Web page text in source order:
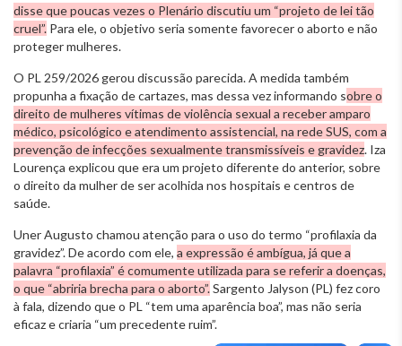
disse que poucas vezes o Plenário discutiu um “projeto de lei tão
cruel”. Para ele, o objetivo seria somente favorecer o aborto e não
proteger mulheres.
O PL 259/2026 gerou discussão parecida. A medida também
propunha a fixação de cartazes, mas dessa vez informando sobre o
direito de mulheres vítimas de violência sexual a receber amparo
médico, psicológico e atendimento assistencial, na rede SUS, com a
prevenção de infecções sexualmente transmissíveis e gravidez. Iza
Lourença explicou que era um projeto diferente do anterior, sobre
o direito da mulher de ser acolhida nos hospitais e centros de
saúde.
Uner Augusto chamou atenção para o uso do termo “profilaxia da
gravidez”. De acordo com ele, a expressão é ambígua, já que a
palavra “profilaxia” é comumente utilizada para se referir a doenças,
o que “abriria brecha para o aborto”.Sargento Jalyson (PL) fez coro
à fala, dizendo que o PL “tem uma aparência boa”, mas não seria
eficaz e criaria “um precedente ruim”.